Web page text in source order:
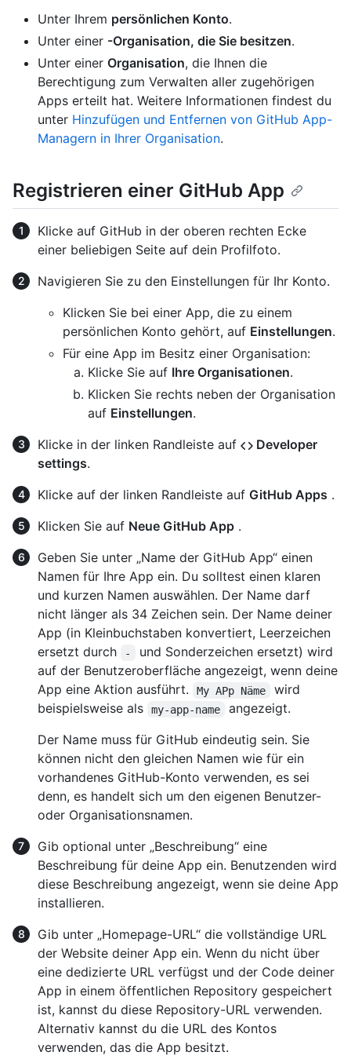
Unter Ihrem persönlichen Konto.
Unter einer -Organisation, die Sie besitzen.
Unter einer Organisation, die Ihnen die
Berechtigung zum Verwalten aller zugehörigen
Apps erteilt hat. Weitere Informationen findest du
unter Hinzufügen und Entfernen von GitHub App-
Managern in Ihrer Organisation.
Registrieren einer GitHub App
Klicke auf GitHub in der oberen rechten Ecke
einer beliebigen Seite auf dein Profilfoto.
Navigieren Sie zu den Einstellungen für Ihr Konto.
Klicken Sie bei einer App, die zu einem
persönlichen Konto gehört, auf Einstellungen.
Für eine App im Besitz einer Organisation:
Klicke Sie auf Ihre Organisationen.
Klicken Sie rechts neben der Organisation
auf Einstellungen.
Klicke in der linken Randleiste auf
Developer
settings.
Klicke auf der linken Randleiste auf GitHub Apps .
Klicken Sie auf Neue GitHub App .
Geben Sie unter „Name der GitHub App“ einen
Namen für Ihre App ein. Du solltest einen klaren
und kurzen Namen auswählen. Der Name darf
nicht länger als 34 Zeichen sein. Der Name deiner
App (in Kleinbuchstaben konvertiert, Leerzeichen
ersetzt durch
-
und Sonderzeichen ersetzt) wird
auf der Benutzeroberfläche angezeigt, wenn deine
App eine Aktion ausführt.
My APp Näme
wird
beispielsweise als
my-app-name
angezeigt.
Der Name muss für GitHub eindeutig sein. Sie
können nicht den gleichen Namen wie für ein
vorhandenes GitHub-Konto verwenden, es sei
denn, es handelt sich um den eigenen Benutzer-
oder Organisationsnamen.
Gib optional unter „Beschreibung“ eine
Beschreibung für deine App ein. Benutzenden wird
diese Beschreibung angezeigt, wenn sie deine App
installieren.
Gib unter „Homepage-URL“ die vollständige URL
der Website deiner App ein. Wenn du nicht über
eine dedizierte URL verfügst und der Code deiner
App in einem öffentlichen Repository gespeichert
ist, kannst du diese Repository-URL verwenden.
Alternativ kannst du die URL des Kontos
verwenden, das die App besitzt.